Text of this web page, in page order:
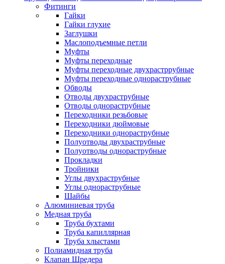
Фитинги
Гайки
Гайки глухие
Заглушки
Маслоподъемные петли
Муфты
Муфты переходные
Муфты переходные двухрастррубные
Муфты переходные однораструбные
Обводы
Отводы двухраструбные
Отводы однораструбные
Переходники резьбовые
Переходники дюймовые
Переходники однораструбные
Полуотводы двухраструбные
Полуотводы однораструбные
Прокладки
Тройники
Углы двухраструбные
Углы однораструбные
Шайбы
Алюминиевая труба
Медная труба
Труба бухтами
Труба капиллярная
Труба хлыстами
Полиамидная труба
Клапан Шредера